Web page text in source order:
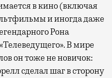
в кино (включая
и иногда даже
Рона
В мире
он тоже не новичок:
сделал шаг в сторону